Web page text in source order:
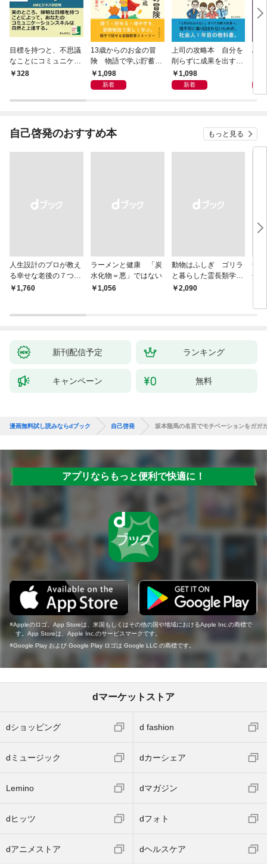
目標を持つと、不思議
なことにコミュニケー
ション能力が爆発的に
328
13歳からのお金の冒
険 物語で学ぶ貯蓄と
資産形成
1,098
新着
上司の攻略本 自分を
削らずに成果を出す方
法1,098
新着
Al
自己啓発のおすすめ本 もっと見る
人生設計のプロが教え
る幸せな老後の７つの
条件
￥1,760
ラーメンと健康 「炭
水化物＝悪」ではない
￥1,056
動物はふしぎ ゴリラ
と暮らした霊長類学者
と、アザラシと泳いだ
￥2,090
食
冊
新刊配信予定 ランキング
キャンペーン 無料
漫画無料試し読みならdブック 自己啓発 坂本龍馬の名言でモチベーションをガガ
アプリならもっと便利で快適に！
Appleのロゴ、App Storeは、米国もしくはその他の国や地域におけるApple Inc.の商標で
す。App Storeは、Apple Inc.のサービスマークです。
Google Play および Google Play ロゴは Google LLC の商標です。
dマーケットストア
dショッピング d fashion
dミュージック dカーシェア
Lemino dマガジン
dヒッツ dフォト
dアニメストア dヘルスケア